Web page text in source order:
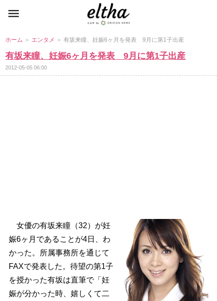
ホーム ＞ エンタメ ＞ 有坂来瞳、妊娠6ヶ月を発表 9月に第1子出産
有坂来瞳、妊娠6ヶ月を発表 9月に第1子出産
2012-05-05 06:00
女優の有坂来瞳（32）が妊
娠6ヶ月であることが4日、わ
かった。所属事務所を通じて
FAXで発表した。待望の第1子
を授かった有坂は直筆で「妊
娠が分かった時、嬉しくて二